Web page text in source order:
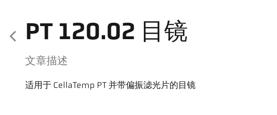
PT 120.02 目镜
文章描述
适用于 CellaTemp PT 并带偏振滤光片的目镜